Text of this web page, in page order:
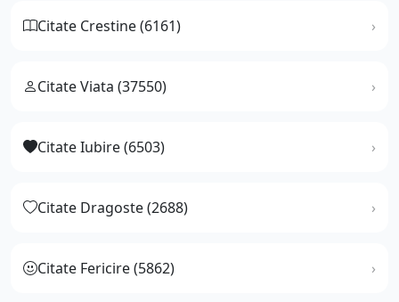
Citate Crestine (6161)
Citate Viata (37550)
Citate Iubire (6503)
Citate Dragoste (2688)
Citate Fericire (5862)